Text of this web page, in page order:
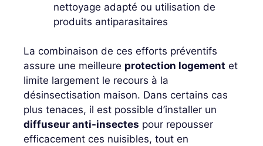
nettoyage adapté ou utilisation de
produits antiparasitaires
La combinaison de ces efforts préventifs
assure une meilleure protection logement et
limite largement le recours à la
désinsectisation maison. Dans certains cas
plus tenaces, il est possible d’installer un
diffuseur anti-insectes pour repousser
efficacement ces nuisibles, tout en